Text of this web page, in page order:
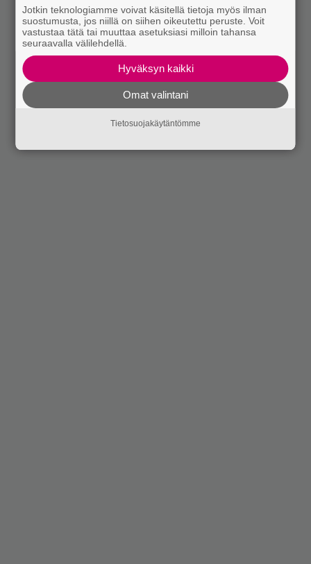
Jotkin teknologiamme voivat käsitellä tietoja myös ilman
suostumusta, jos niillä on siihen oikeutettu peruste. Voit
vastustaa tätä tai muuttaa asetuksiasi milloin tahansa
seuraavalla välilehdellä.
Hyväksyn kaikki
Omat valintani
Tietosuojakäytäntömme